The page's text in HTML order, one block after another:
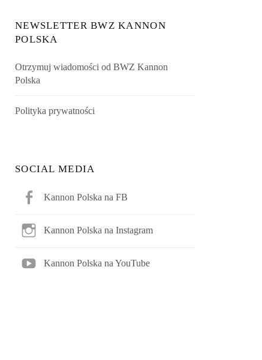
NEWSLETTER BWZ KANNON
POLSKA
Otrzymuj wiadomości od BWZ Kannon
Polska
Polityka prywatności
SOCIAL MEDIA
Kannon Polska na FB
Kannon Polska na Instagram
Kannon Polska na YouTube